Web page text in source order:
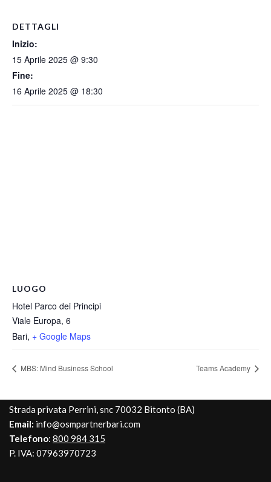
DETTAGLI
Inizio:
15 Aprile 2025 @ 9:30
Fine:
16 Aprile 2025 @ 18:30
LUOGO
Hotel Parco dei Principi
Viale Europa, 6
Bari, + Google Maps
MBS: Mind Business School Teams Academy
Strada privata Perrini, snc 70032 Bitonto (BA)
Email: info@osmpartnerbari.com
Telefono: 800 984 315
P. IVA: 07963970723